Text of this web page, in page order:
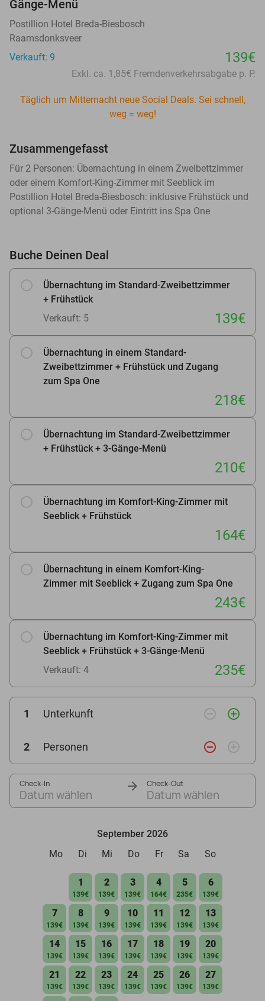
Gänge-Menü
Postillion Hotel Breda-Biesbosch
Raamsdonksveer
Verkauft: 9
139€
Exkl. ca. 1,85€ Fremdenverkehrsabgabe p. P.
Täglich um Mitternacht neue Social Deals. Sei schnell,
weg = weg!
Zusammengefasst
Für 2 Personen: Übernachtung in einem Zweibettzimmer
oder einem Komfort-King-Zimmer mit Seeblick im
Postillion Hotel Breda-Biesbosch: inklusive Frühstück und
optional 3-Gänge-Menü oder Eintritt ins Spa One
Buche Deinen Deal
Übernachtung im Standard-Zweibettzimmer
+ Frühstück
Verkauft: 5
139€
Übernachtung in einem Standard-
Zweibettzimmer + Frühstück und Zugang
zum Spa One
218€
Übernachtung im Standard-Zweibettzimmer
+ Frühstück + 3-Gänge-Menü
210€
Übernachtung im Komfort-King-Zimmer mit
Seeblick + Frühstück
164€
Übernachtung in einem Komfort-King-
Zimmer mit Seeblick + Zugang zum Spa One
243€
Übernachtung im Komfort-King-Zimmer mit
Seeblick + Frühstück + 3-Gänge-Menü
Verkauft: 4
235€
1 Unterkunft remove_circle_outline add_circle_outline
2 Personen remove_circle_outline add_circle_outline
Check-In
Datum wählen
Check-Out
Datum wählen
September 2026
Mo
Di Mi Do Fr Sa So
1
139€
2
139€
3
139€
4
164€
5
235€
6
139€
7
139€
8
139€
9
139€
10
139€
11
139€
12
139€
13
139€
14
139€
15
139€
16
139€
17
139€
18
139€
19
139€
20
139€
21
139€
22
139€
23
139€
24
139€
25
139€
26
139€
27
139€